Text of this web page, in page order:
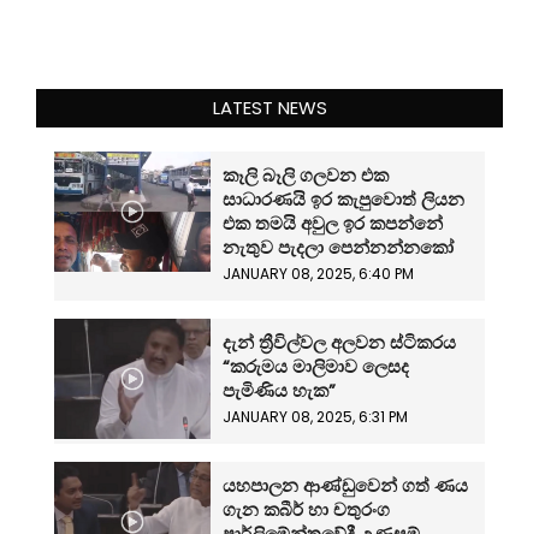
LATEST NEWS
කෑලි බෑලි ගලවන එක
සාධාරණයි ඉර කැපුවොත් ලියන
එක තමයි අවුල ඉර කපන්නේ
නැතුව පැදලා පෙන්නන්නකෝ
JANUARY 08, 2025, 6:40 PM
දැන් ත්‍රීවිල්වල අලවන ස්ටිකරය
“කරුමය මාලිමාව ලෙසද
පැමිණිය හැක”
JANUARY 08, 2025, 6:31 PM
යහපාලන ආණ්ඩුවෙන් ගත් ණය
ගැන කබීර් හා චතුරංග